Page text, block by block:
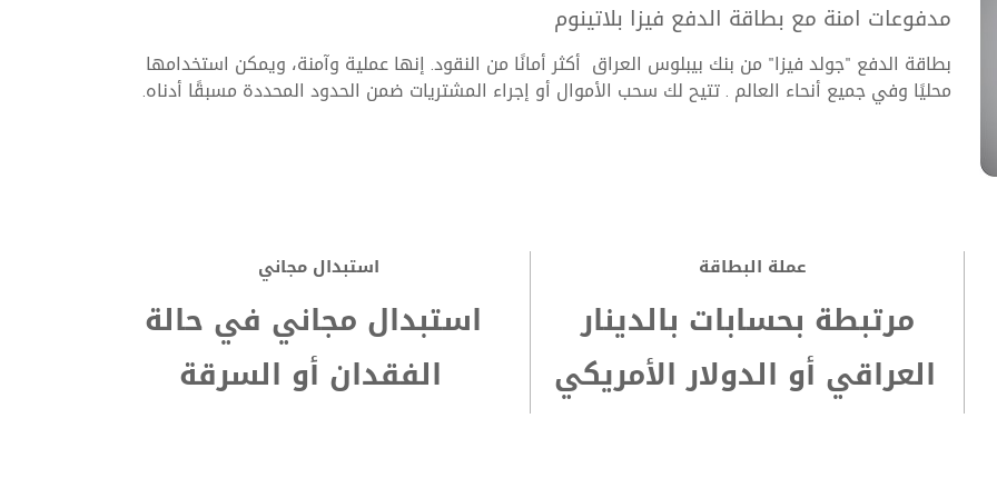
معلومات مفيدة
الادخار
بطاقات الدفع
بطاقات الائتمان
إطلع على كشف بطاقتك الإلكتروني
أجهزة الصراف
الآلي
المصرفية
السهلة
الخدمات
مدفوعات امنة مع بطاقة الدفع فيزا بلاتينوم
بطاقة الدفع "جولد فيزا" من بنك بيبلوس العراق أكثر أمانًا من النقود. إنها عملية وآمنة، ويمكن استخدامها
محليًا وفي جميع أنحاء العالم . تتيح لك سحب الأموال أو إجراء المشتريات ضمن الحدود المحددة مسبقًا أدناه.
عملة البطاقة
مرتبطة بحسابات بالدينار
العراقي أو الدولار الأمريكي
استبدال مجاني
استبدال مجاني في حالة
الفقدان أو السرقة